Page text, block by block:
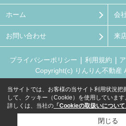
ホーム 会
お問い合わせ 来
プライバシーポリシー 利用規約
Copyright(c) りんりん不動産
当サイトでは、お客様の当サイト利用状況把
して、クッキー（Cookie）を使用しています
詳しくは、当社の 「Cookieの取扱いについて
閉じる